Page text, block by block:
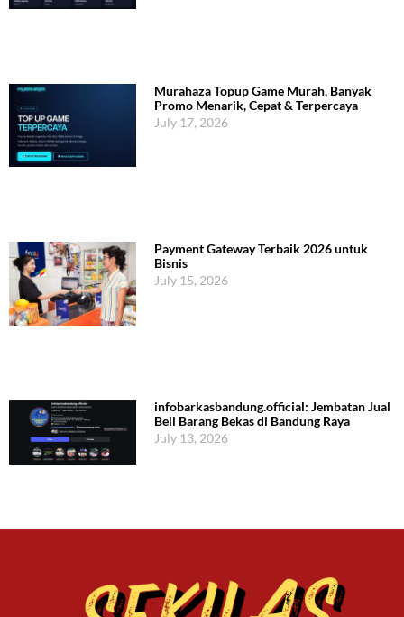
Murahaza Topup Game Murah, Banyak
Promo Menarik, Cepat & Terpercaya
July 17, 2026
Payment Gateway Terbaik 2026 untuk
Bisnis
July 15, 2026
infobarkasbandung.official: Jembatan Jual
Beli Barang Bekas di Bandung Raya
July 13, 2026